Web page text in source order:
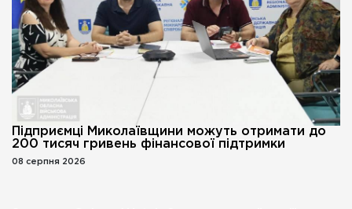
Підприємці Миколаївщини можуть отримати до
200 тисяч гривень фінансової підтримки
08 серпня 2026